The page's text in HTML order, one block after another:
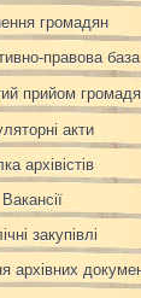
громадян
правова база
прийом
акти
архівістів
Вакансії
закупівлі
архівних